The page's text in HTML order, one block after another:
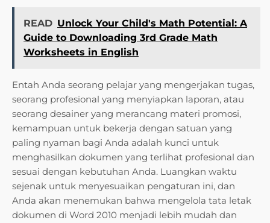
READ Unlock Your Child's Math Potential: A
Guide to Downloading 3rd Grade Math
Worksheets in English
Entah Anda seorang pelajar yang mengerjakan tugas,
seorang profesional yang menyiapkan laporan, atau
seorang desainer yang merancang materi promosi,
kemampuan untuk bekerja dengan satuan yang
paling nyaman bagi Anda adalah kunci untuk
menghasilkan dokumen yang terlihat profesional dan
sesuai dengan kebutuhan Anda. Luangkan waktu
sejenak untuk menyesuaikan pengaturan ini, dan
Anda akan menemukan bahwa mengelola tata letak
dokumen di Word 2010 menjadi lebih mudah dan